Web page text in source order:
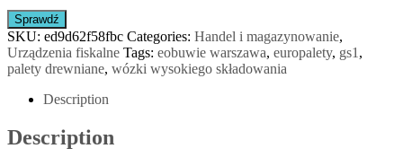
Sprawdź
SKU: ed9d62f58fbc Categories: Handel i magazynowanie,
Urządzenia fiskalne Tags: eobuwie warszawa, europalety, gs1 ,
palety drewniane, wózki wysokiego składowania
Description
Description